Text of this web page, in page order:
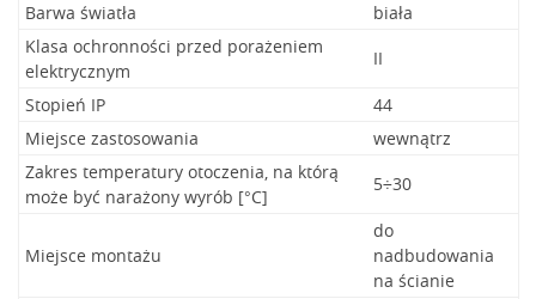
Barwa światła
biała
Klasa ochronności przed porażeniem
elektrycznym
II
Stopień IP
44
Miejsce zastosowania
wewnątrz
Zakres temperatury otoczenia, na którą
może być narażony wyrób [°C]
5÷30
Miejsce montażu
do
nadbudowania
na ścianie